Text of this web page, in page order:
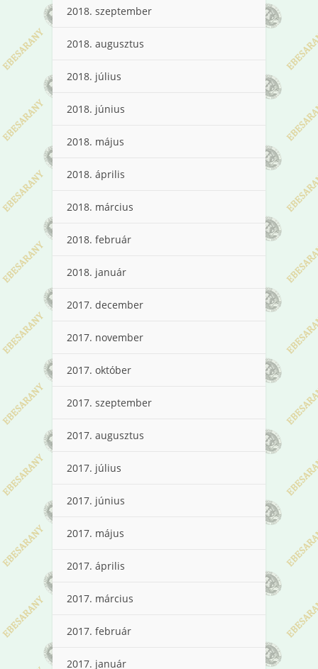
2018. szeptember
2018. augusztus
2018. július
2018. június
2018. május
2018. április
2018. március
2018. február
2018. január
2017. december
2017. november
2017. október
2017. szeptember
2017. augusztus
2017. július
2017. június
2017. május
2017. április
2017. március
2017. február
2017. január